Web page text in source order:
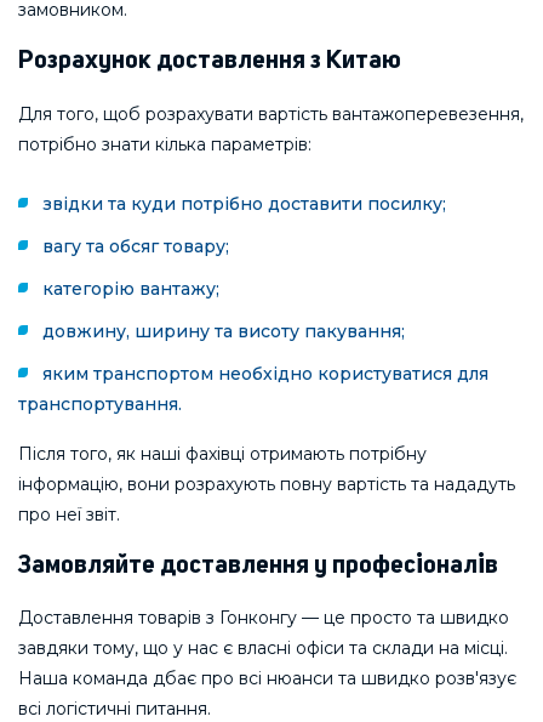
замовником.
Розрахунок доставлення з Китаю
Для того, щоб розрахувати вартість вантажоперевезення,
потрібно знати кілька параметрів:
звідки та куди потрібно доставити посилку;
вагу та обсяг товару;
категорію вантажу;
довжину, ширину та висоту пакування;
яким транспортом необхідно користуватися для
транспортування.
Після того, як наші фахівці отримають потрібну
інформацію, вони розрахують повну вартість та нададуть
про неї звіт.
Замовляйте доставлення у професіоналів
Доставлення товарів з Гонконгу — це просто та швидко
завдяки тому, що у нас є власні офіси та склади на місці.
Наша команда дбає про всі нюанси та швидко розв'язує
всі логістичні питання.